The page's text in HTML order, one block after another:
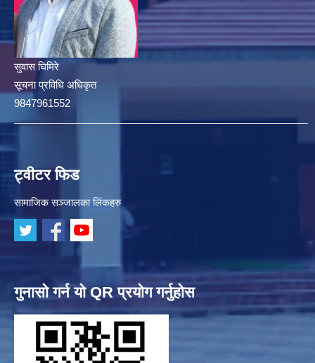
सुवास घिमिरे
सूचना प्रविधि अधिकृत
9847961552
ट्वीटर फिड
सामाजिक सञ्जालका लिंकहरु
गुनासो गर्न यो QR प्रयोग गर्नुहोस